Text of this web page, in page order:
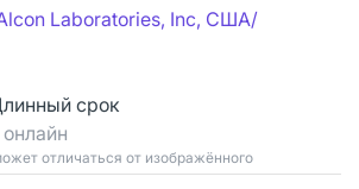
Laboratories, Inc, США/
срок
отличаться от изображённого